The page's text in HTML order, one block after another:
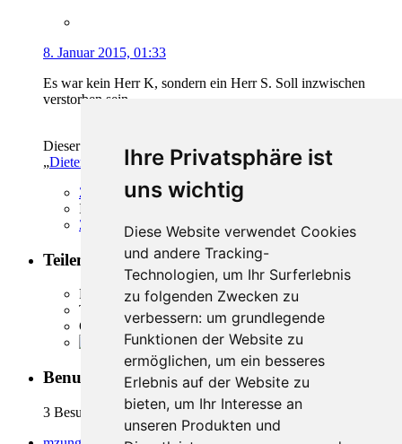
Ihre Privatsphäre ist
uns wichtig
Diese Website verwendet Cookies
und andere Tracking-
Technologien, um Ihr Surferlebnis
zu folgenden Zwecken zu
verbessern: um grundlegende
Funktionen der Website zu
ermöglichen, um ein besseres
Erlebnis auf der Website zu
bieten, um Ihr Interesse an
unseren Produkten und
8. Januar 2015, 01:33
Es war kein Herr K, sondern ein Herr S. Soll inzwischen
verstorben sein.
Dieser Beitrag wurde bereits 1 mal editiert, zuletzt von
„Dieter 24. Oktober 2016, 22:51)
Zitieren
Inhalt melden
Zum Seitenanfang
Teilen
Facebook
Twitter
Google Plus
Reddit
Benutzer online3
3 Besucher